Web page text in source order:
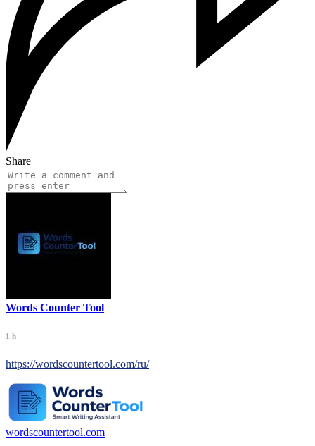
Share
Words Counter Tool
1 h
https://wordscountertool.com/ru/
wordscountertool.com